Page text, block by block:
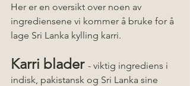
Her er en oversikt over noen av
ingrediensene vi kommer å bruke for å
lage Sri Lanka kylling karri.
Karri blader - viktig ingrediens i
indisk, pakistansk og Sri Lanka sine